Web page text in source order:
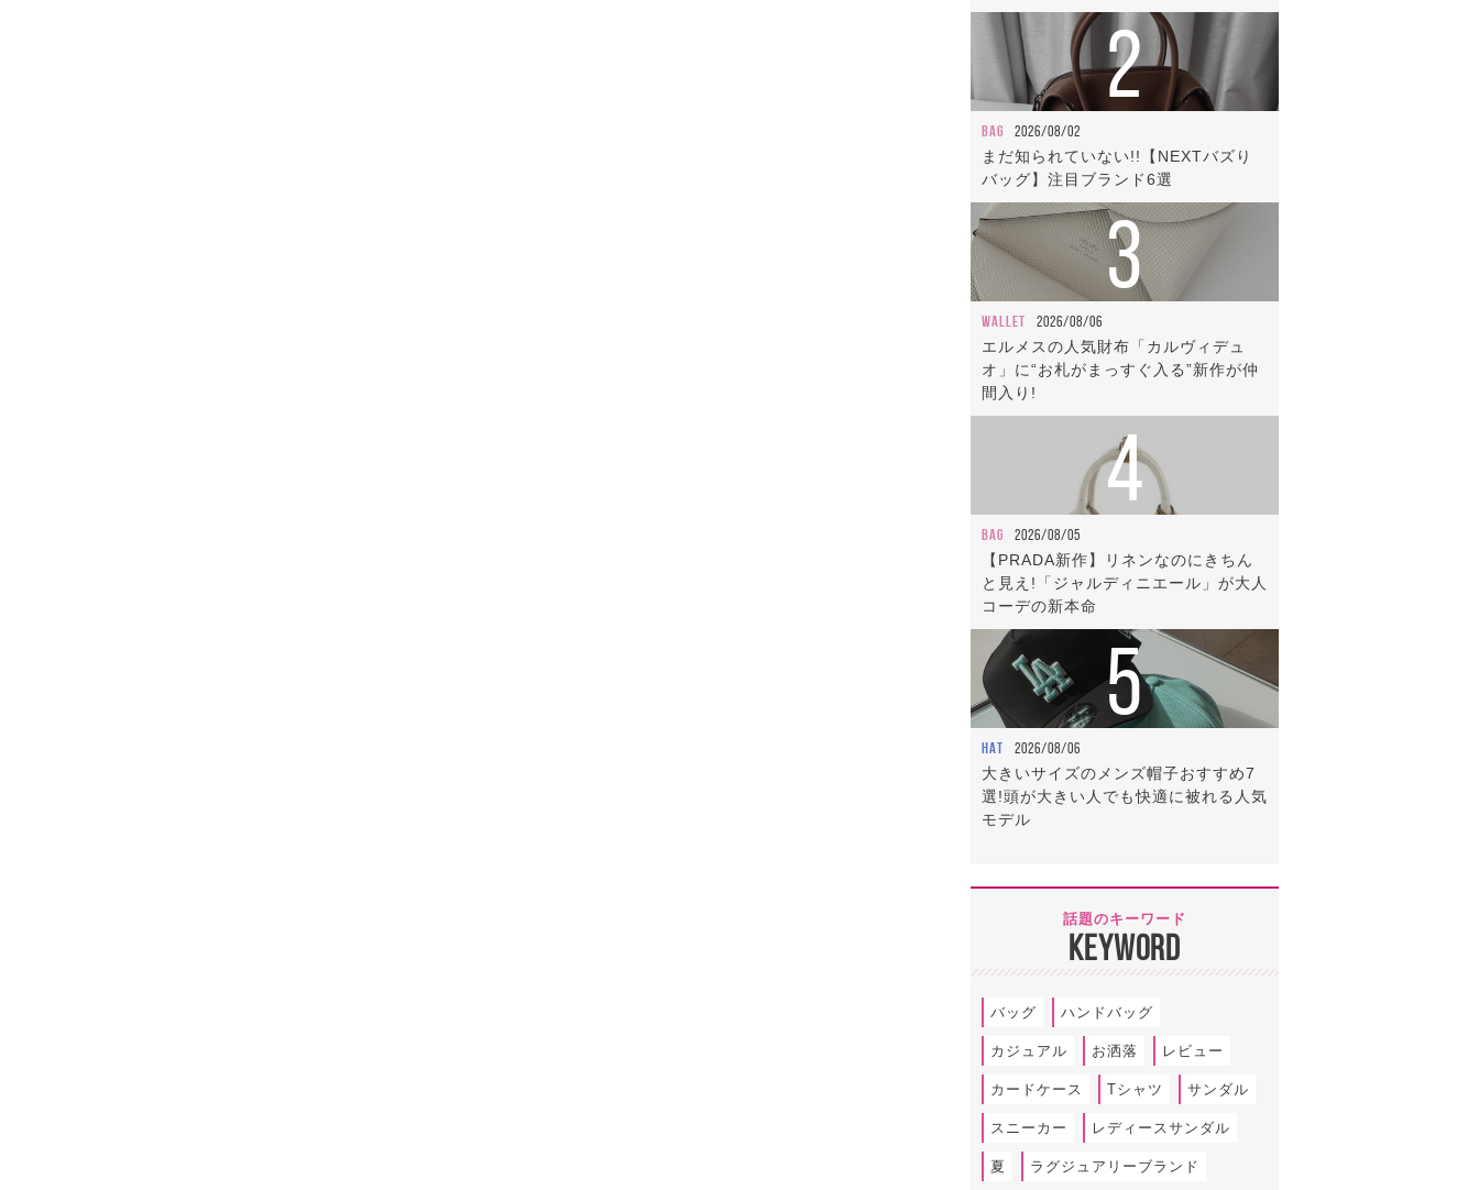
2
BAG 2026/08/02
まだ知られていない!!【NEXTバズり
バッグ】注目ブランド6選
3
WALLET 2026/08/06
エルメスの人気財布「カルヴィデュ
オ」に“お札がまっすぐ入る”新作が仲
間入り!
4
BAG 2026/08/05
【PRADA新作】リネンなのにきちん
と見え!「ジャルディニエール」が大人
コーデの新本命
5
HAT 2026/08/06
大きいサイズのメンズ帽子おすすめ7
選!頭が大きい人でも快適に被れる人気
モデル
話題のキーワード
KEYWORD
バッグ ハンドバッグ
カジュアル お洒落 レビュー
カードケース Tシャツ サンダル
スニーカー レディースサンダル
夏 ラグジュアリーブランド